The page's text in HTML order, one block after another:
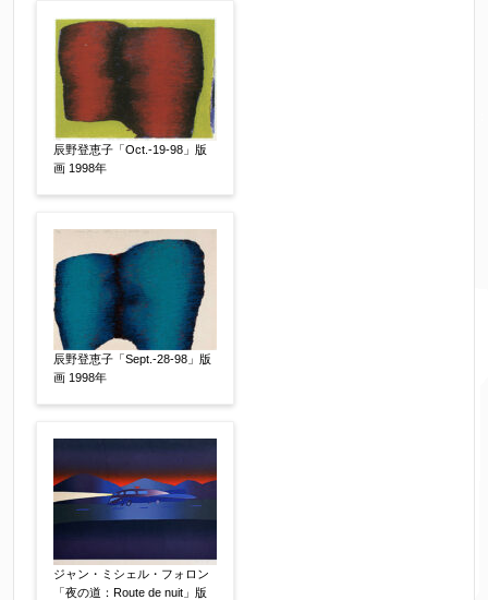
辰野登恵子「Oct.-19-98」版
画 1998年
辰野登恵子「Sept.-28-98」版
画 1998年
ジャン・ミシェル・フォロン
「夜の道：Route de nuit」版